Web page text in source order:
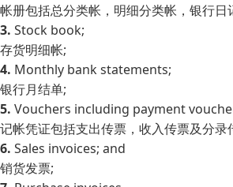
帐册包括总分类帐，明细分类帐，银行日
3. Stock book;
存货明细帐;
4. Monthly bank statements;
银行月结单;
5. Vouchers including payment
记帐凭证包括支出传票，收入传票及分录
6. Sales invoices; and
销货发票;